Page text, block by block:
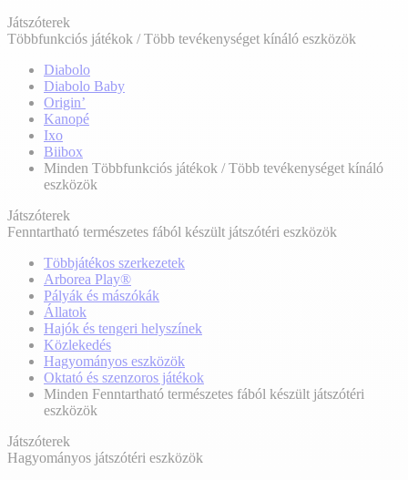
Játszóterek
Többfunkciós játékok / Több tevékenységet kínáló eszközök
Diabolo
Diabolo Baby
Origin’
Kanopé
Ixo
Biibox
Minden Többfunkciós játékok / Több tevékenységet kínáló
eszközök
Játszóterek
Fenntartható természetes fából készült játszótéri eszközök
Többjátékos szerkezetek
Arborea Play®
Pályák és mászókák
Állatok
Hajók és tengeri helyszínek
Közlekedés
Hagyományos eszközök
Oktató és szenzoros játékok
Minden Fenntartható természetes fából készült játszótéri
eszközök
Játszóterek
Hagyományos játszótéri eszközök